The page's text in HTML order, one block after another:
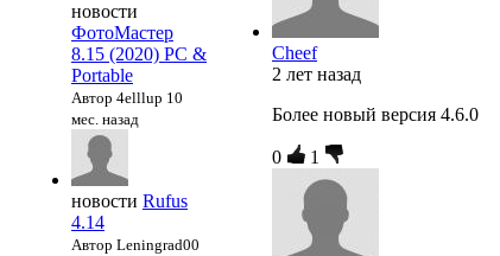
новости
ФотоМастер
8.15 (2020) PC &
Portable
Автор 4elllup 10
мес. назад
новости Rufus
4.14
Автор Leningrad00
Cheef
2 лет назад
Более новый версия 4.6.0
0 1